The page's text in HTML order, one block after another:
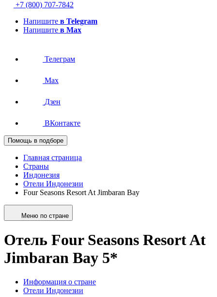
+7 (800) 707-7842
Напишите в Telegram
Напишите в Max
Телеграм
Max
Дзен
ВКонтакте
Помощь в подборе
Главная страница
Страны
Индонезия
Отели Индонезии
Four Seasons Resort At Jimbaran Bay
Меню по стране
Отель Four Seasons Resort At
Jimbaran Bay 5*
Информация о стране
Отели Индонезии